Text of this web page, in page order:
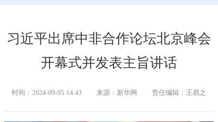
习近平出席中非合作论坛北京峰会
开幕式并发表主旨讲话
时间：2024-09-05 14:43 来源：新华网 责任编辑：王易之